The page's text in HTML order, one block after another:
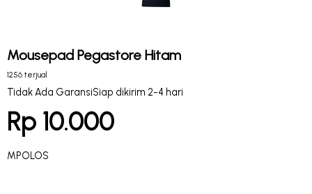
Mousepad Pegastore Hitam
1256 terjual
Tidak Ada GaransiSiap dikirim 2-4 hari
Rp 10.000
MPOLOS